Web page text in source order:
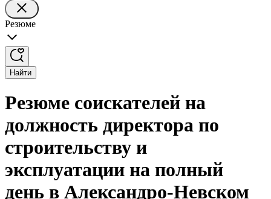
Резюме
Найти
Резюме соискателей на
должность директора по
строительству и
эксплуатации на полный
день в Александро-Невском